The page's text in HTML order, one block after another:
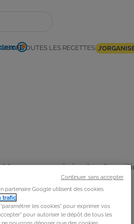
TOUTES LES RECETTES
les moyens mis à votre
partenaire Google utilisent des cookies
trafic.
les cookies” pour exprimer vos
pour autoriser le dépôt de tous les
Continuer sans accepter